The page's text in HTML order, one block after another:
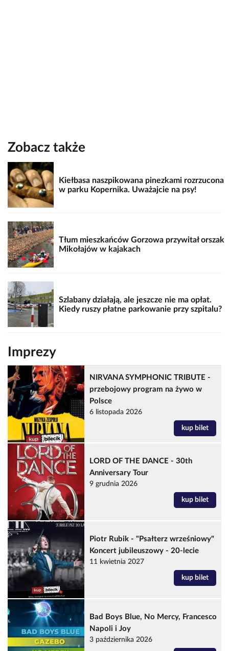
Zobacz także
Kiełbasa naszpikowana pinezkami rozrzucona
w parku Kopernika. Uważajcie na psy!
Tłum mieszkańców Gorzowa przywitał orszak
Mikołajów w kajakach
Szlabany działają, ale jeszcze nie ma opłat.
Kiedy ruszy płatne parkowanie przy szpitalu?
Imprezy
NIRVANA SYMPHONIC TRIBUTE -
przebojowy program na żywo w
Polsce
6 listopada 2026
kup bilet
LORD OF THE DANCE - 30th
Anniversary Tour
9 grudnia 2026
kup bilet
Piotr Rubik - "Psałterz wrześniowy"
Koncert jubileuszowy - 20-lecie
11 kwietnia 2027
kup bilet
Bad Boys Blue, No Mercy, Francesco
Napoli i Joy
3 października 2026